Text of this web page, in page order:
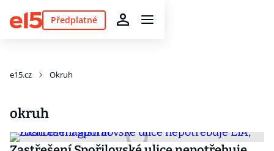
Předplatné
e15.cz Okruh
okruh